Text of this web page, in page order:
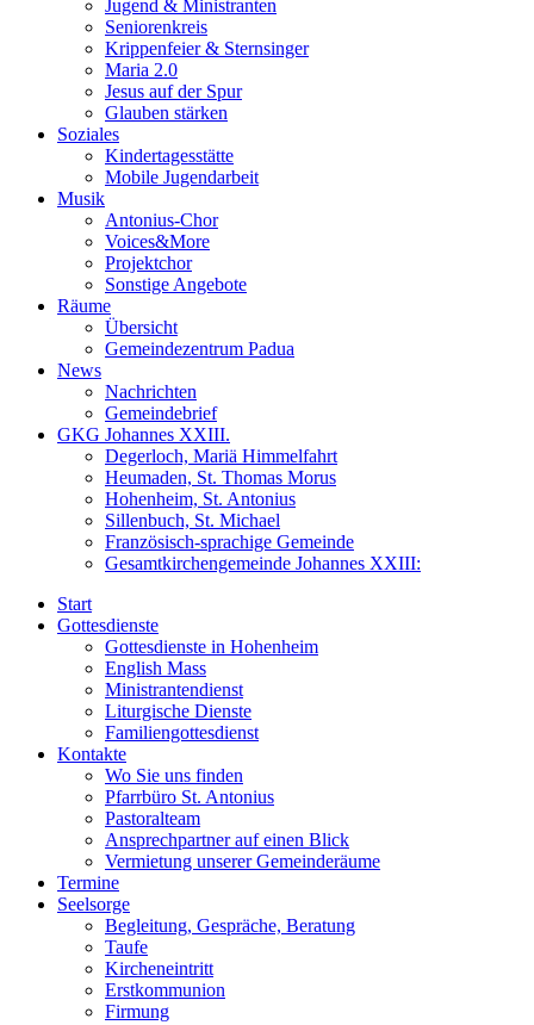
Jugend & Ministranten
Seniorenkreis
Krippenfeier & Sternsinger
Maria 2.0
Jesus auf der Spur
Glauben stärken
Soziales
Kindertagesstätte
Mobile Jugendarbeit
Musik
Antonius-Chor
Voices&More
Projektchor
Sonstige Angebote
Räume
Übersicht
Gemeindezentrum Padua
News
Nachrichten
Gemeindebrief
GKG Johannes XXIII.
Degerloch, Mariä Himmelfahrt
Heumaden, St. Thomas Morus
Hohenheim, St. Antonius
Sillenbuch, St. Michael
Französisch-sprachige Gemeinde
Gesamtkirchengemeinde Johannes XXIII:
Start
Gottesdienste
Gottesdienste in Hohenheim
English Mass
Ministrantendienst
Liturgische Dienste
Familiengottesdienst
Kontakte
Wo Sie uns finden
Pfarrbüro St. Antonius
Pastoralteam
Ansprechpartner auf einen Blick
Vermietung unserer Gemeinderäume
Termine
Seelsorge
Begleitung, Gespräche, Beratung
Taufe
Kircheneintritt
Erstkommunion
Firmung